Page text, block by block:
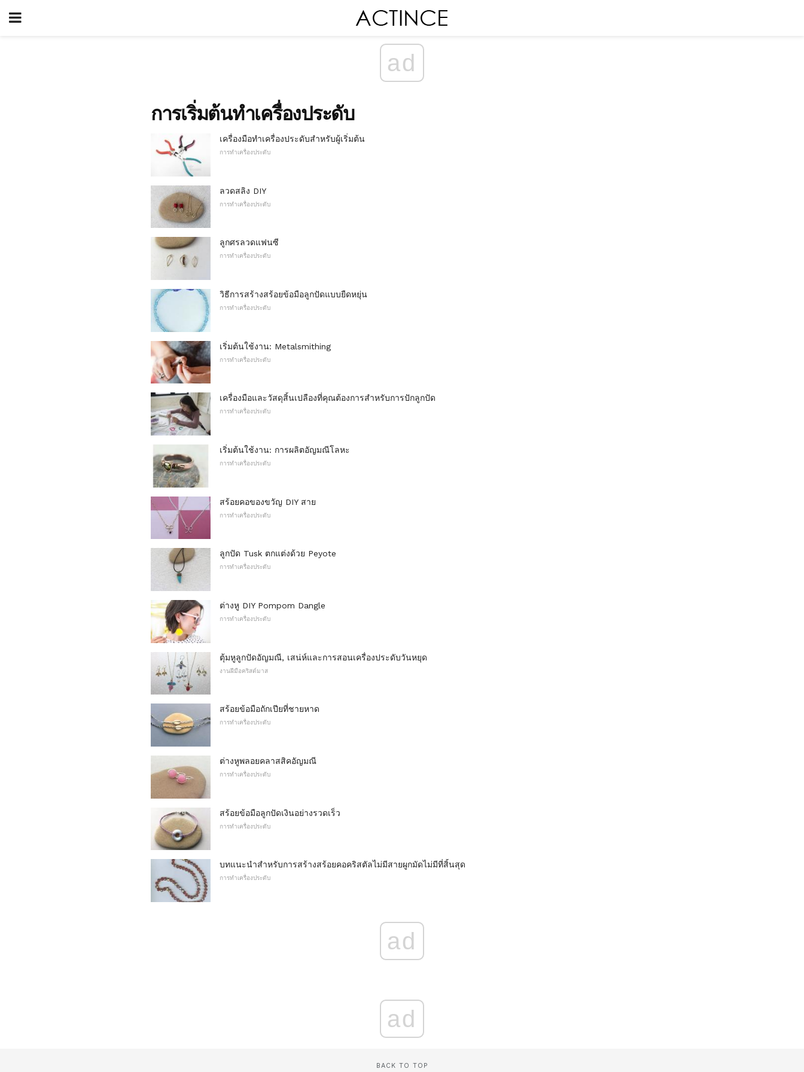
ad
การเริ่มต้นทำเครื่องประดับ
เครื่องมือทำเครื่องประดับสำหรับผู้เริ่มต้น
การทำเครื่องประดับ
ลวดสลิง DIY
การทำเครื่องประดับ
ลูกศรลวดแฟนซี
การทำเครื่องประดับ
วิธีการสร้างสร้อยข้อมือลูกปัดแบบยืดหยุ่น
การทำเครื่องประดับ
เริ่มต้นใช้งาน: Metalsmithing
การทำเครื่องประดับ
เครื่องมือและวัสดุสิ้นเปลืองที่คุณต้องการสำหรับการปักลูกปัด
การทำเครื่องประดับ
เริ่มต้นใช้งาน: การผลิตอัญมณีโลหะ
การทำเครื่องประดับ
สร้อยคอของขวัญ DIY สาย
การทำเครื่องประดับ
ลูกปัด Tusk ตกแต่งด้วย Peyote
การทำเครื่องประดับ
ต่างหู DIY Pompom Dangle
การทำเครื่องประดับ
ตุ้มหูลูกปัดอัญมณี, เสน่ห์และการสอนเครื่องประดับวันหยุด
งานฝีมือคริสต์มาส
สร้อยข้อมือถักเปียที่ชายหาด
การทำเครื่องประดับ
ต่างหูพลอยคลาสสิคอัญมณี
การทำเครื่องประดับ
สร้อยข้อมือลูกปัดเงินอย่างรวดเร็ว
การทำเครื่องประดับ
บทแนะนำสำหรับการสร้างสร้อยคอคริสตัลไม่มีสายผูกมัดไม่มีที่สิ้นสุด
การทำเครื่องประดับ
ad
ad
BACK TO TOP